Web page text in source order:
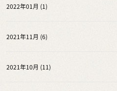
2022年01月 (1)
2021年11月 (6)
2021年10月 (11)